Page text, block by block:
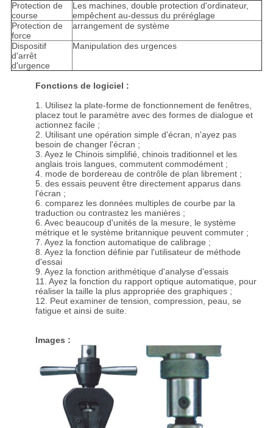
Protection de
course
Les machines, double protection d'ordinateur,
empêchent au-dessus du préréglage
Protection de
force
arrangement de système
Dispositif
d'arrêt
d'urgence
Manipulation des urgences
Fonctions de logiciel :
1. Utilisez la plate-forme de fonctionnement de fenêtres,
placez tout le paramètre avec des formes de dialogue et
actionnez facile ;
2. Utilisant une opération simple d'écran, n'ayez pas
besoin de changer l'écran ;
3. Ayez le Chinois simplifié, chinois traditionnel et les
anglais trois langues, commutent commodément ;
4. mode de bordereau de contrôle de plan librement ;
5. des essais peuvent être directement apparus dans
l'écran ;
6. comparez les données multiples de courbe par la
traduction ou contrastez les manières ;
6. Avec beaucoup d'unités de la mesure, le système
métrique et le système britannique peuvent commuter ;
7. Ayez la fonction automatique de calibrage ;
8. Ayez la fonction définie par l'utilisateur de méthode
d'essai
9. Ayez la fonction arithmétique d'analyse d'essais
11. Ayez la fonction du rapport optique automatique, pour
réaliser la taille la plus appropriée des graphiques ;
12. Peut examiner de tension, compression, peau, se
fatigue et ainsi de suite.
Images :